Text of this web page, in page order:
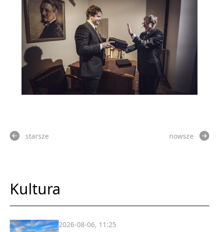
starsze nowsze
Kultura
2026-08-06, 11:25